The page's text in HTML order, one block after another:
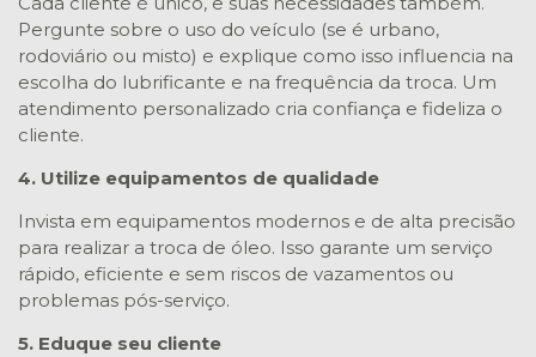
Pergunte sobre o uso do veículo (se é urbano,
rodoviário ou misto) e explique como isso influencia na
escolha do lubrificante e na frequência da troca. Um
atendimento personalizado cria confiança e fideliza o
cliente.
4. Utilize equipamentos de qualidade
Invista em equipamentos modernos e de alta precisão
para realizar a troca de óleo. Isso garante um serviço
rápido, eficiente e sem riscos de vazamentos ou
problemas pós-serviço.
5. Eduque seu cliente